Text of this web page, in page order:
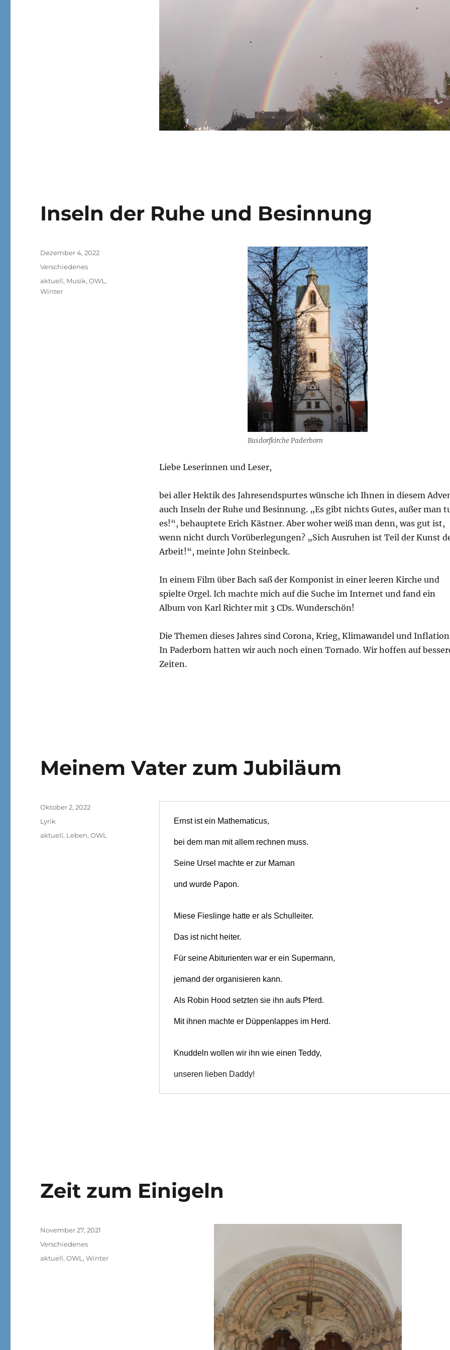
Inseln der Ruhe und Besinnung
Busdorfkirche Paderborn
Liebe Leserinnen und Leser,
bei aller Hektik des Jahresendspurtes wünsche ich Ihnen in diesem
auch Inseln der Ruhe und Besinnung. „Es gibt nichts Gutes, außer man
es!“, behauptete Erich Kästner. Aber woher weiß man denn, was gut ist,
wenn nicht durch Vorüberlegungen? „Sich Ausruhen ist Teil der Kunst
Arbeit!“, meinte John Steinbeck.
In einem Film über Bach saß der Komponist in einer leeren Kirche und
spielte Orgel. Ich machte mich auf die Suche im Internet und fand ein
Album von Karl Richter mit 3 CDs. Wunderschön!
Die Themen dieses Jahres sind Corona, Krieg, Klimawandel und
In Paderborn hatten wir auch noch einen Tornado. Wir hoffen auf
Zeiten.
Veröffentlicht
am
Dezember 4, 2022
Kategorien
Verschiedenes
Schlagwörter
aktuell, Musik,OWL,
Winter
Meinem Vater zum Jubiläum
Ernst ist ein Mathematicus,
bei dem man mit allem rechnen muss.
Seine Ursel machte er zur Maman
und wurde Papon.
Miese Fieslinge hatte er als Schulleiter.
Das ist nicht heiter.
Für seine Abiturienten war er ein Supermann,
jemand der organisieren kann.
Als Robin Hood setzten sie ihn aufs Pferd.
Mit ihnen machte er Düppenlappes im Herd.
Knuddeln wollen wir ihn wie einen Teddy,
unseren lieben Daddy!
Veröffentlicht
am
Oktober 2, 2022
Kategorien
Lyrik
Schlagwörter
aktuell, Leben,OWL
Zeit zum Einigeln
Veröffentlicht
November 27, 2021
Kategorien
Verschiedenes
Schlagwörter
aktuell,OWL ,Winter